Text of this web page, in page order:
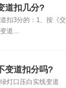
道扣几分?
扣3分的：1、按《交
道...
变道扣分吗?
灯口压白实线变道